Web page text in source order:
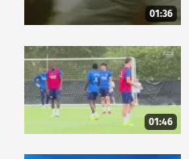
01:36
01:46